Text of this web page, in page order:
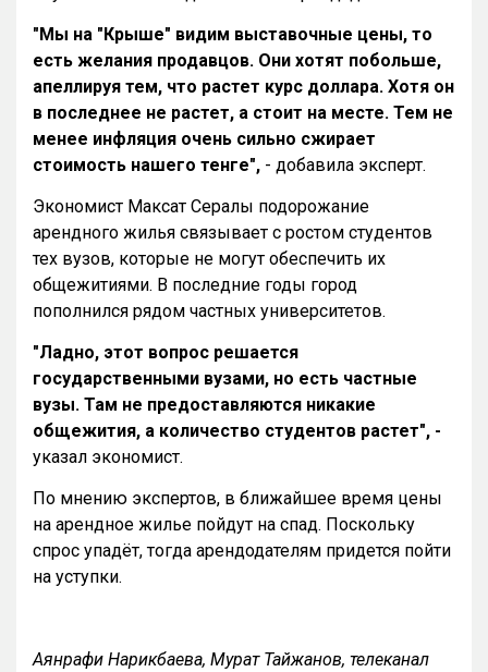
"Мы на "Крыше" видим выставочные цены, то
есть желания продавцов. Они хотят побольше,
апеллируя тем, что растет курс доллара. Хотя он
в последнее не растет, а стоит на месте. Тем не
менее инфляция очень сильно сжирает
стоимость нашего тенге", - добавила эксперт.
Экономист Максат Сералы подорожание
арендного жилья связывает с ростом студентов
тех вузов, которые не могут обеспечить их
общежитиями. В последние годы город
пополнился рядом частных университетов.
"Ладно, этот вопрос решается
государственными вузами, но есть частные
вузы. Там не предоставляются никакие
общежития, а количество студентов растет", -
указал экономист.
По мнению экспертов, в ближайшее время цены
на арендное жилье пойдут на спад. Поскольку
спрос упадёт, тогда арендодателям придется пойти
на уступки.
Аянрафи Нарикбаева, Мурат Тайжанов, телеканал